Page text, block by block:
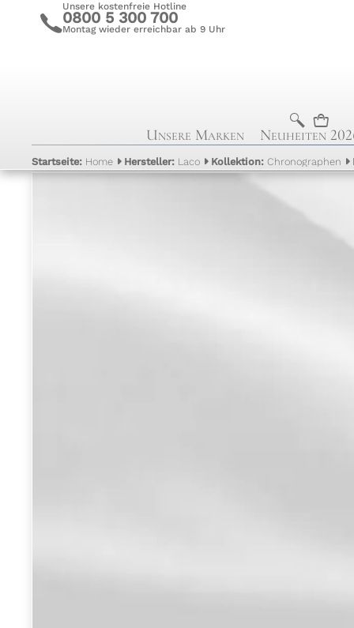
c
Unsere kostenfreie Hotline
0800 5 300 700
Montag wieder erreichbar ab 9 Uhr
b n
Unsere Marken Neuheiten
Startseite: Home Hersteller: Laco Kollektion: Chronographen